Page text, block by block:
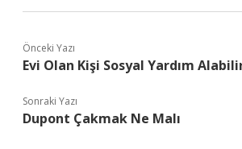
Önceki Yazı
Evi Olan Kişi Sosyal Yardım
Sonraki Yazı
Dupont Çakmak Ne Malı